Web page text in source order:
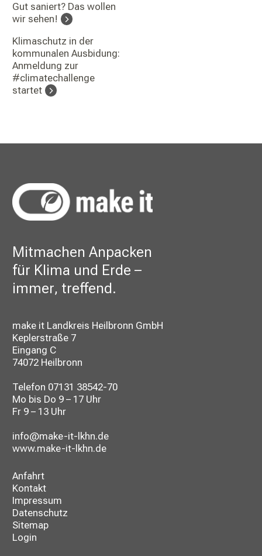
Gut saniert? Das wollen
wir sehen!
Klimaschutz in der
kommunalen Ausbidung:
Anmeldung zur
#climatechallenge
startet
Mitmachen Anpacken
für Klima und Erde –
immer, treffend.
make it Landkreis Heilbronn GmbH
Keplerstraße 7
Eingang C
74072 Heilbronn
Telefon 07131 38542-70
Mo bis Do 9 – 17 Uhr
Fr 9 – 13 Uhr
info@make-it-lkhn.de
www.make-it-lkhn.de
Anfahrt
Kontakt
Impressum
Datenschutz
Sitemap
Login